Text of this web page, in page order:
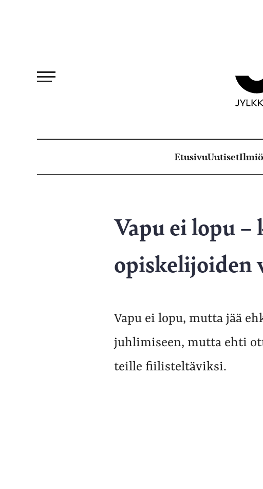
EtusivuUutiset
Vapu ei lopu
opiskelijoiden
Vapu ei lopu, mutta jää
juhlimiseen, mutta ehti
teille fiilisteltäviksi.